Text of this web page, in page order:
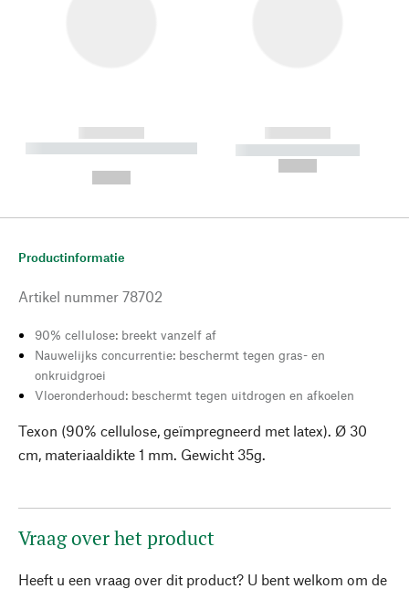
------------
----------- ----------- --------
------------
----------- -----------
Productinformatie
Artikel nummer 78702
90% cellulose: breekt vanzelf af
Nauwelijks concurrentie: beschermt tegen gras- en
onkruidgroei
Vloeronderhoud: beschermt tegen uitdrogen en afkoelen
Texon (90% cellulose, geïmpregneerd met latex). Ø 30
cm, materiaaldikte 1 mm. Gewicht 35g.
Vraag over het product
Heeft u een vraag over dit product? U bent welkom om de